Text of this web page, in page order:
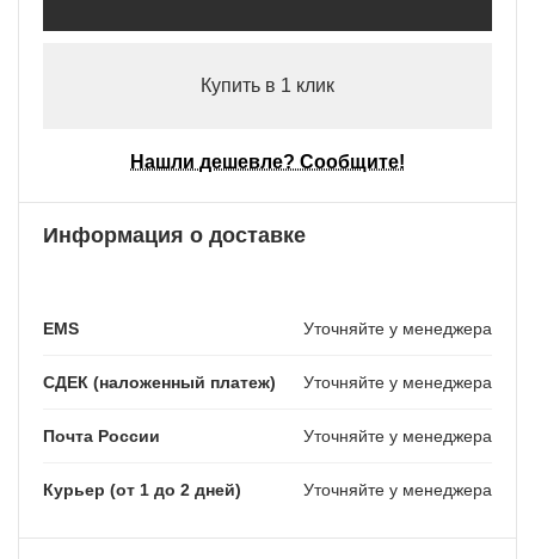
Купить в 1 клик
Нашли дешевле? Сообщите!
Информация о доставке
EMS Уточняйте у менеджера
СДЕК (наложенный платеж) Уточняйте у менеджера
Почта России Уточняйте у менеджера
Курьер (от 1 до 2 дней) Уточняйте у менеджера